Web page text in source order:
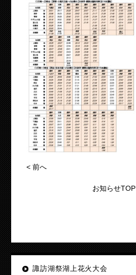
<前へ
お知らせTOP
諏訪湖祭湖上花火大会